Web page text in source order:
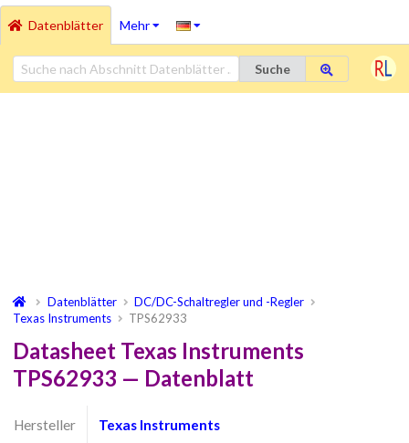
Datenblätter Mehr
Suche
Datenblätter
DC/DC-Schaltregler und -Regler
Texas Instruments
TPS62933
Datasheet Texas Instruments
TPS62933 — Datenblatt
Hersteller Texas Instruments